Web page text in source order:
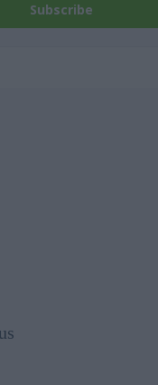
Subscribe